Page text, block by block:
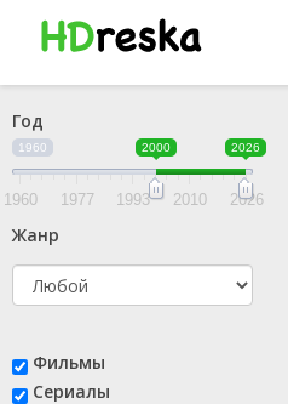
Год
1960 2000 2026
1960 1977 1993 2010 2026
Жанр
Фильмы
Сериалы